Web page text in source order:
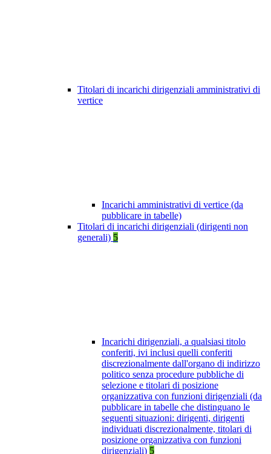
Titolari di incarichi dirigenziali amministrativi di
vertice
Incarichi amministrativi di vertice (da
pubblicare in tabelle)
Titolari di incarichi dirigenziali (dirigenti non
generali) 5
Incarichi dirigenziali, a qualsiasi titolo
conferiti, ivi inclusi quelli conferiti
discrezionalmente dall'organo di indirizzo
politico senza procedure pubbliche di
selezione e titolari di posizione
organizzativa con funzioni dirigenziali (da
pubblicare in tabelle che distinguano le
seguenti situazioni: dirigenti, dirigenti
individuati discrezionalmente, titolari di
posizione organizzativa con funzioni
dirigenziali) 5